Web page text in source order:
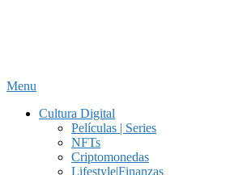
Menu
Cultura Digital
Películas | Series
NFTs
Criptomonedas
Lifestyle|Finanzas